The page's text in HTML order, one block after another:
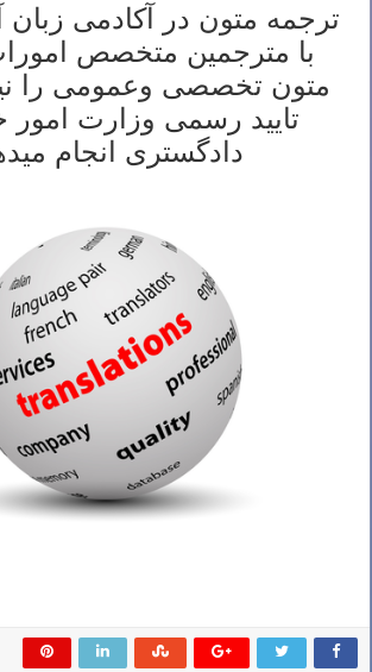
ترجمه متون در آکادمی زبان
با مترجمین متخصص
متون تخصصی وعمومی را
تایید رسمی وزارت امور
دادگستری انجام